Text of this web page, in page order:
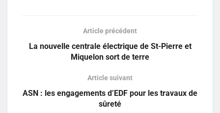
Article précédent
La nouvelle centrale électrique de St-Pierre et
Miquelon sort de terre
Article suivant
ASN : les engagements d’EDF pour les travaux de
sûreté